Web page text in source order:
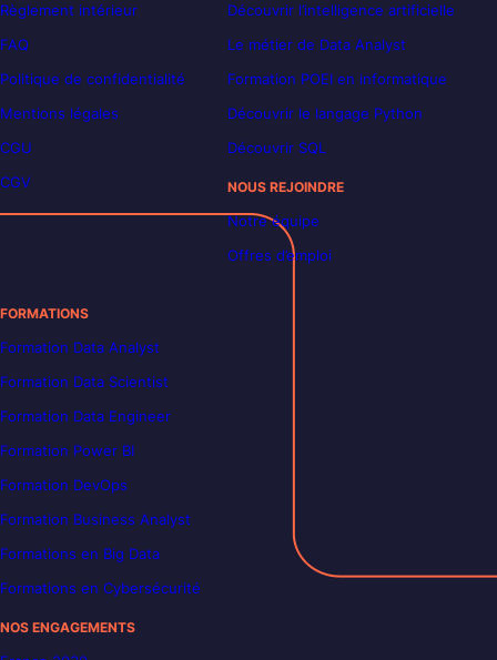
Règlement intérieur
FAQ
Politique de confidentialité
Mentions légales
CGU
CGV
Découvrir l’intelligence artificielle
Le métier de Data Analyst
Formation POEI en informatique
Découvrir le langage Python
Découvrir SQL
NOUS REJOINDRE
Notre équipe
Offres d’emploi
FORMATIONS
Formation Data Analyst
Formation Data Scientist
Formation Data Engineer
Formation Power BI
Formation DevOps
Formation Business Analyst
Formations en Big Data
Formations en Cybersécurité
NOS ENGAGEMENTS